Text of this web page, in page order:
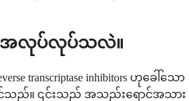
အလုပ်လုပ်သလဲ။
transcriptase inhibitors ဟုခေါ်သော
င်သည်။ ၎င်းသည် အသည်းရောင်အသား